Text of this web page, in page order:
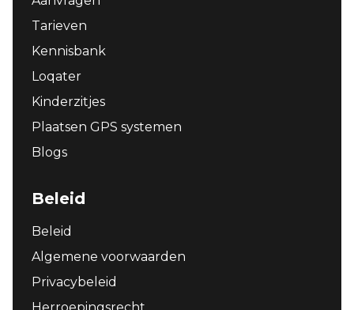
Tarieven
Kennisbank
Loqater
Kinderzitjes
Plaatsen GPS systemen
Blogs
Beleid
Beleid
Algemene voorwaarden
Privacybeleid
Herroepingsrecht